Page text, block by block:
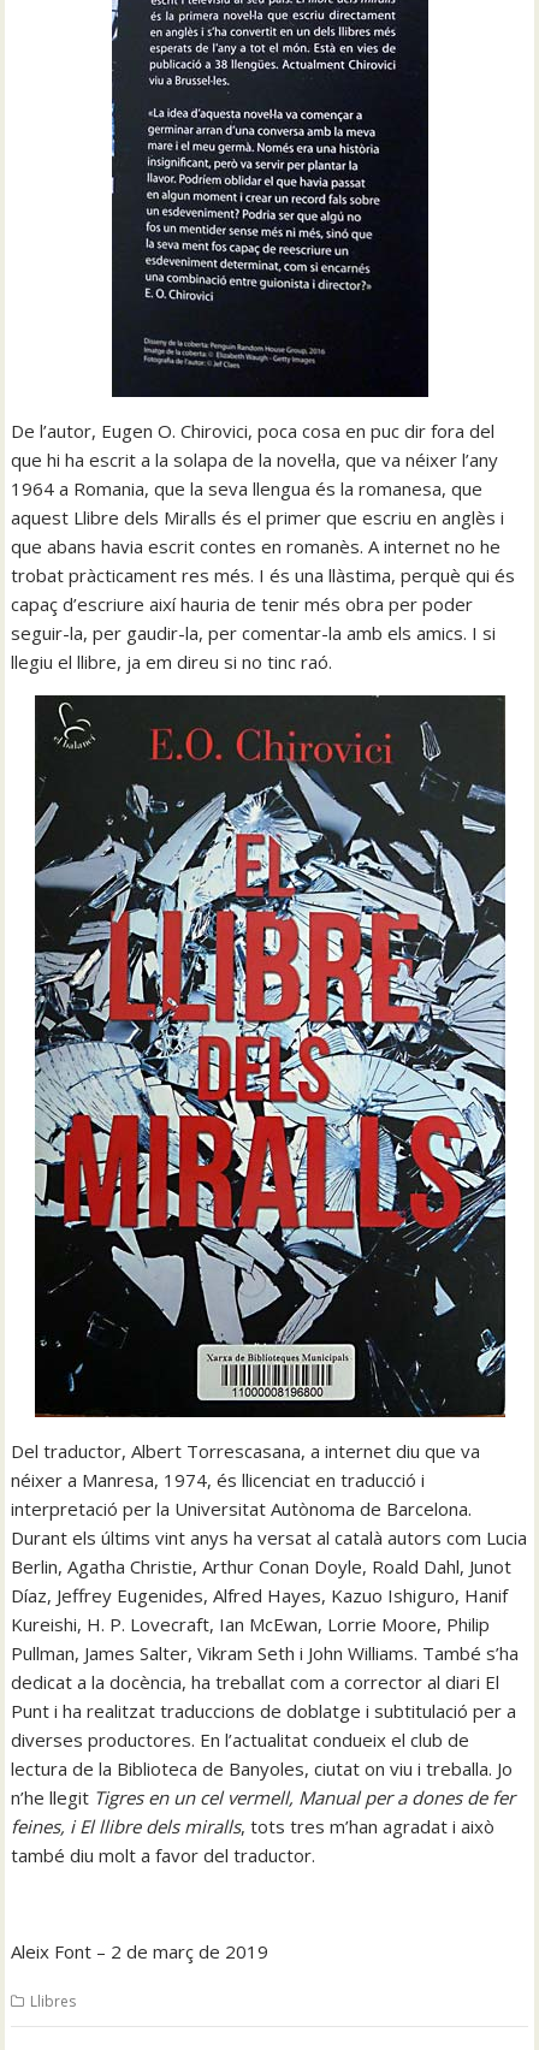
De l’autor, Eugen O. Chirovici, poca cosa en puc dir fora del
que hi ha escrit a la solapa de la novel·la, que va néixer l’any
1964 a Romania, que la seva llengua és la romanesa, que
aquest Llibre dels Miralls és el primer que escriu en anglès i
que abans havia escrit contes en romanès. A internet no he
trobat pràcticament res més. I és una llàstima, perquè qui és
capaç d’escriure així hauria de tenir més obra per poder
seguir-la, per gaudir-la, per comentar-la amb els amics. I si
llegiu el llibre, ja em direu si no tinc raó.
Del traductor, Albert Torrescasana, a internet diu que va
néixer a Manresa, 1974, és llicenciat en traducció i
interpretació per la Universitat Autònoma de Barcelona.
Durant els últims vint anys ha versat al català autors com Lucia
Berlin, Agatha Christie, Arthur Conan Doyle, Roald Dahl, Junot
Díaz, Jeffrey Eugenides, Alfred Hayes, Kazuo Ishiguro, Hanif
Kureishi, H. P. Lovecraft, Ian McEwan, Lorrie Moore, Philip
Pullman, James Salter, Vikram Seth i John Williams. També s’ha
dedicat a la docència, ha treballat com a corrector al diari El
Punt i ha realitzat traduccions de doblatge i subtitulació per a
diverses productores. En l’actualitat condueix el club de
lectura de la Biblioteca de Banyoles, ciutat on viu i treballa. Jo
n’he llegit Tigres en un cel vermell, Manual per a dones de fer
feines, i El llibre dels miralls, tots tres m’han agradat i això
també diu molt a favor del traductor.
Aleix Font – 2 de març de 2019
Llibres